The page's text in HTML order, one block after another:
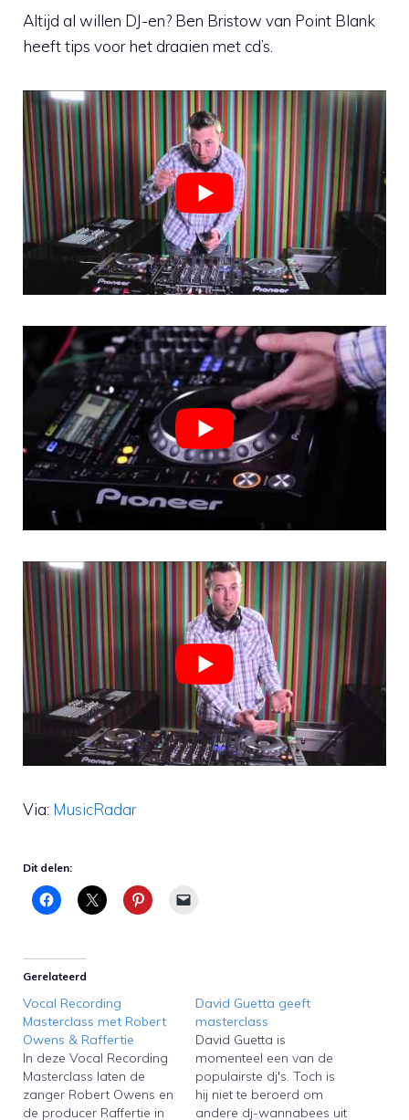
Altijd al willen DJ-en? Ben Bristow van Point Blank
heeft tips voor het draaien met cd’s.
Via: MusicRadar
Dit delen:
Gerelateerd
Vocal Recording
Masterclass met Robert
Owens & Raffertie
In deze Vocal Recording
Masterclass laten de
zanger Robert Owens en
de producer Raffertie in
David Guetta geeft
masterclass
David Guetta is
momenteel een van de
populairste dj's. Toch is
hij niet te beroerd om
andere dj-wannabees uit